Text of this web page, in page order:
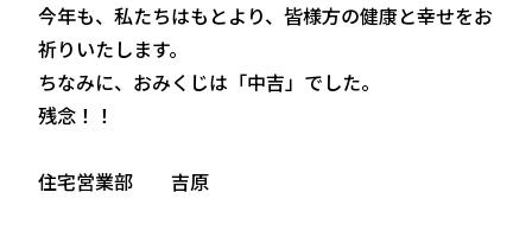
今年も、私たちはもとより、皆様方の健康と幸せをお
祈りいたします。
ちなみに、おみくじは「中吉」でした。
残念！！
住宅営業部 吉原